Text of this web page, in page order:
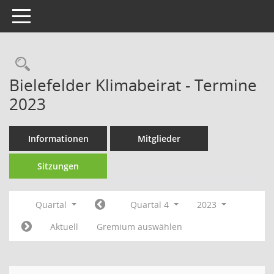
Toggle navigation
Rechercheauswahl
Bielefelder Klimabeirat - Termine
2023
Informationen Mitglieder
Sitzungen
Quartal Quartal 4
2023
Aktuell
Gremium auswählen